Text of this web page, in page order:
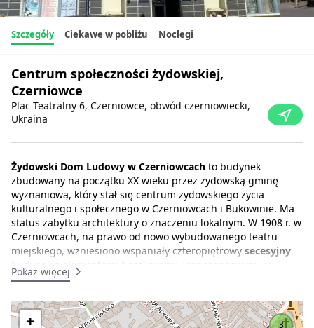
Szczegóły Ciekawe w pobliżu Noclegi
Centrum społeczności żydowskiej,
Czerniowce
Plac Teatralny 6, Czerniowce, obwód czerniowiecki,
Ukraina
Żydowski Dom Ludowy w Czerniowcach to budynek
zbudowany na początku XX wieku przez żydowską gminę
wyznaniową, który stał się centrum żydowskiego życia
kulturalnego i społecznego w Czerniowcach i Bukowinie. Ma
status zabytku architektury o znaczeniu lokalnym. W 1908 r. w
Czerniowcach, na prawo od nowo wybudowanego teatru
miejskiego, wzniesiono wspaniały czteropiętrowy secesyjny
budynek z elementami barokowymi i renesansowymi, w
którym mieścił się
Wygląd domu żydowskiego harmonijnie uzupełniał obraz
różnorodności życia narodowego w austriackich
Pokaż więcej
3
+